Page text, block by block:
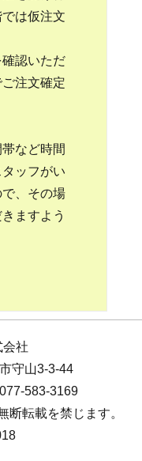
は仮注文
認いただ
注文確定
など時間
ッフがい
、その場
ますよう
会社
守山3-3-44
583-3169
断転載を禁じます。